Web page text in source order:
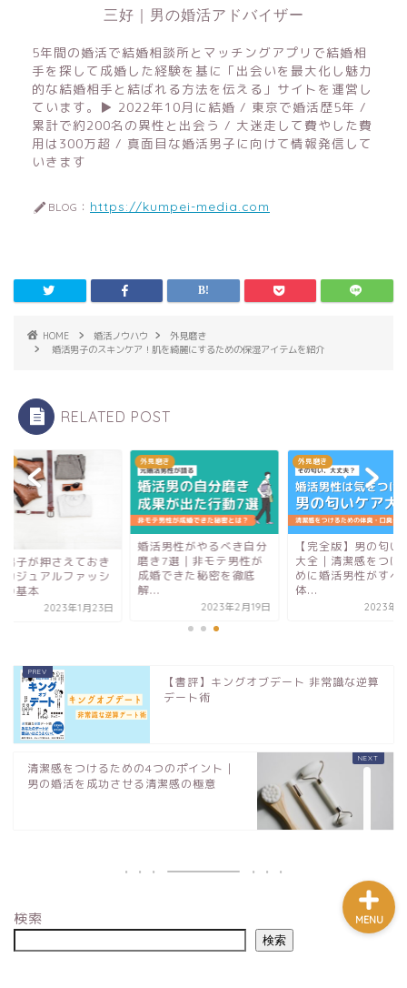
三好｜男の婚活アドバイザー
5年間の婚活で結婚相談所とマッチングアプリで結婚相
手を探して成婚した経験を基に「出会いを最大化し魅力
的な結婚相手と結ばれる方法を伝える」サイトを運営し
ています。▶︎ 2022年10月に結婚 / 東京で婚活歴5年 /
累計で約200名の異性と出会う / 大迷走して費やした費
用は300万超 / 真面目な婚活男子に向けて情報発信して
いきます
BLOG： https://kumpei-media.com
HOME 婚活ノウハウ
外見磨き
婚活男子のスキンケア！肌を綺麗にするための保湿アイテムを紹介
RELATED POST
男子が押さえておき
カジュアルファッシ
の基本
2023年1月23日
外見磨き
婚活男性がやるべき自分
磨き7選｜非モテ男性が
成婚できた秘密を徹底
解...
2023年2月19日
外見磨き
【完全版】男の匂い
大全｜清潔感をつけ
めに婚活男性がすべ
体...
2023年6
【書評】キングオブデート 非常識な逆算
デート術
清潔感をつけるための4つのポイント｜
男の婚活を成功させる清潔感の極意
検索
検索
MENU
問い合わせ